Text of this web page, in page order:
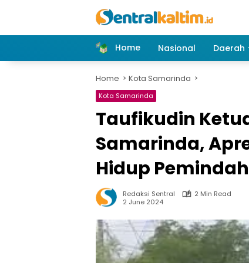
Home
Nasional Daerah
Home Kota Samarinda
Kota Samarinda
Taufikudin
Samarinda,
Hidup
Redaksi Sentral
2 Min Read
2 June 2024